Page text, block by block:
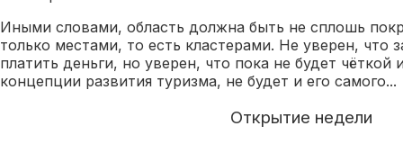
Иными словами, область должна быть не сплошь
только местами, то есть кластерами. Не уверен, что
платить деньги, но уверен, что пока не будет
концепции развития туризма, не будет и его самого...
Открытие недели